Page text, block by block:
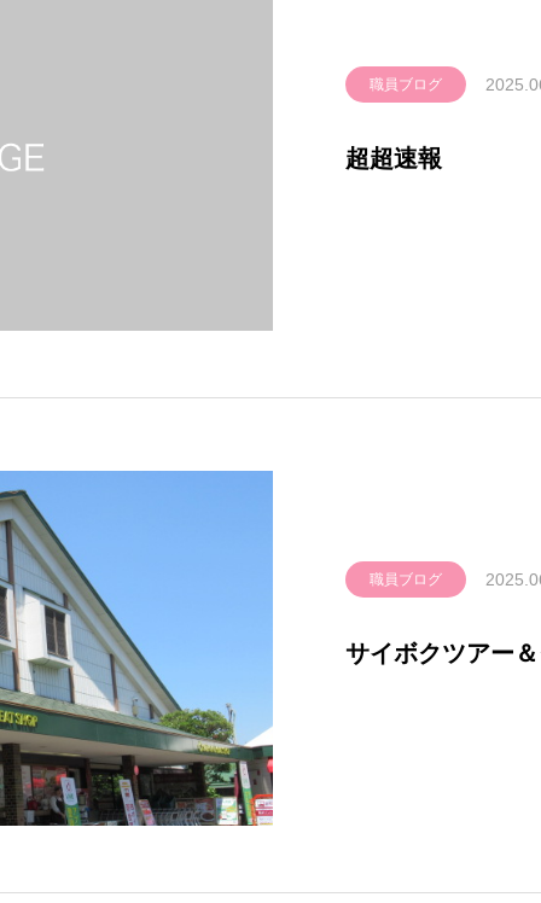
職員ブログ
超超速報
職員ブログ
サイボクツアー